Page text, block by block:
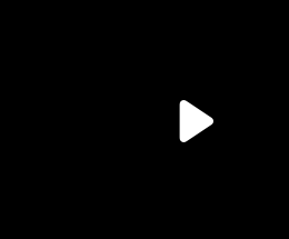
Play